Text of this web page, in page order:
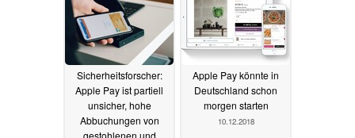
Sicherheitsforscher:
Apple Pay ist partiell
unsicher, hohe
Abbuchungen von
gestohlenen und
Apple Pay könnte in
Deutschland schon
morgen starten
10.12.2018